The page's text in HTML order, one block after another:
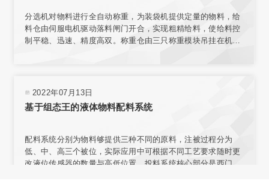
分选机对物料进行全自动称重，为装袋机提供定量的物料，给
料仓由伺服电机驱动落料闸门开合，实现粗精给料，使给料控
制平稳、迅速、精度高双。称重仓由三只称重模块吊挂在机架
量，称量模块固定在网板上，且允许重新安装传感器排列位置
2022年07月13日
基于组态王的液体物料配料系统
配料系统分别为物料够提供三种不同的原料，注被过程分为
低、中、高三个被位，实际应用中可根据不同工艺要求随时更
改液位传感器的数量与高低位置。投料系统核心部分是西门子